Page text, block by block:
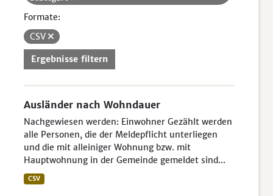
Formate:
CSV
Ergebnisse filtern
Ausländer nach Wohndauer
Nachgewiesen werden: Einwohner Gezählt werden
alle Personen, die der Meldepflicht unterliegen
und die mit alleiniger Wohnung bzw. mit
Hauptwohnung in der Gemeinde gemeldet sind...
CSV